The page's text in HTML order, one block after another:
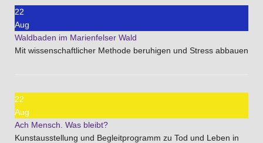
22
Aug
Waldbaden im Marienfelser Wald
Mit wissenschaftlicher Methode beruhigen und Stress abbauen
22
Aug
Ach Mensch. Was bleibt?
Kunstausstellung und Begleitprogramm zu Tod und Leben in